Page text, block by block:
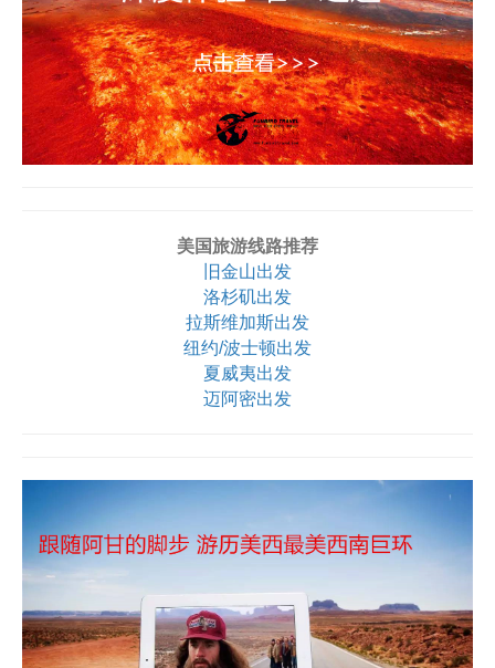
美国旅游线路推荐
旧金山出发
洛杉矶出发
拉斯维加斯出发
纽约/波士顿出发
夏威夷出发
迈阿密出发